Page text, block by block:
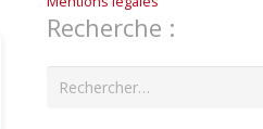
Recherche :